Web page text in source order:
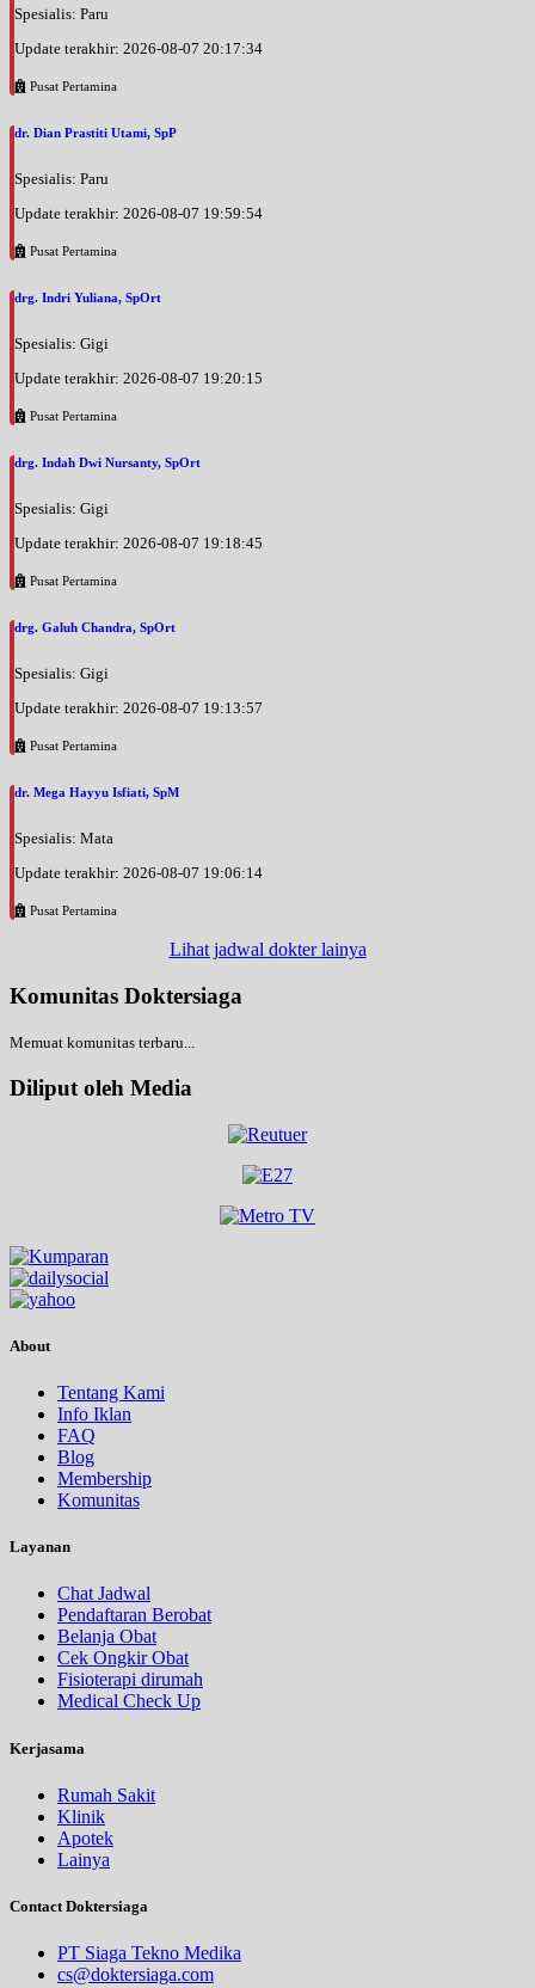
Spesialis: Paru
Update terakhir: 2026-08-07 20:17:34
Pusat Pertamina
dr. Dian Prastiti Utami, SpP
Spesialis: Paru
Update terakhir: 2026-08-07 19:59:54
Pusat Pertamina
drg. Indri Yuliana, SpOrt
Spesialis: Gigi
Update terakhir: 2026-08-07 19:20:15
Pusat Pertamina
drg. Indah Dwi Nursanty, SpOrt
Spesialis: Gigi
Update terakhir: 2026-08-07 19:18:45
Pusat Pertamina
drg. Galuh Chandra, SpOrt
Spesialis: Gigi
Update terakhir: 2026-08-07 19:13:57
Pusat Pertamina
dr. Mega Hayyu Isfiati, SpM
Spesialis: Mata
Update terakhir: 2026-08-07 19:06:14
Pusat Pertamina
Lihat jadwal dokter lainya
Komunitas Doktersiaga
Memuat komunitas terbaru...
Diliput oleh Media
About
Tentang Kami
Info Iklan
FAQ
Blog
Membership
Komunitas
Layanan
Chat Jadwal
Pendaftaran Berobat
Belanja Obat
Cek Ongkir Obat
Fisioterapi dirumah
Medical Check Up
Kerjasama
Rumah Sakit
Klinik
Apotek
Lainya
Contact Doktersiaga
PT Siaga Tekno Medika
cs@doktersiaga.com